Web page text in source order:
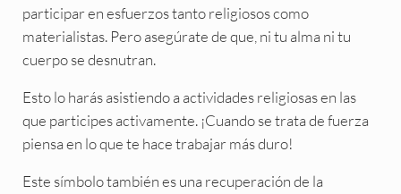
participar en esfuerzos tanto religiosos como
materialistas. Pero asegúrate de que, ni tu alma ni tu
cuerpo se desnutran.
Esto lo harás asistiendo a actividades religiosas en las
que participes activamente. ¡Cuando se trata de fuerza
piensa en lo que te hace trabajar más duro!
Este símbolo también es una recuperación de la